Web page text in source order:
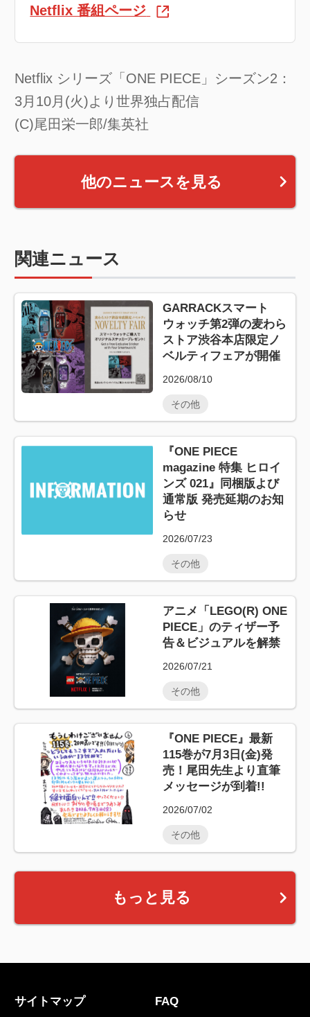
Netflix 番組ページ
Netflix シリーズ「ONE PIECE」シーズン2：
3月10月(火)より世界独占配信
(C)尾田栄一郎/集英社
他のニュースを見る
関連ニュース
GARRACKスマート
ウォッチ第2弾の麦わら
ストア渋谷本店限定ノ
ベルティフェアが開催
2026/08/10
その他
『ONE PIECE
magazine 特集 ヒロイ
ンズ 021』同梱版よび
通常版 発売延期のお知
らせ
2026/07/23
その他
アニメ「LEGO(R) ONE
PIECE」のティザー予
告＆ビジュアルを解禁
2026/07/21
その他
『ONE PIECE』最新
115巻が7月3日(金)発
売！尾田先生より直筆
メッセージが到着!!
2026/07/02
その他
もっと見る
サイトマップ FAQ